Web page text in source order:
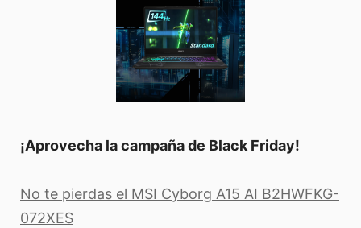
¡Aprovecha la campaña de Black Friday!
No te pierdas el MSI Cyborg A15 AI B2HWFKG-
072XES